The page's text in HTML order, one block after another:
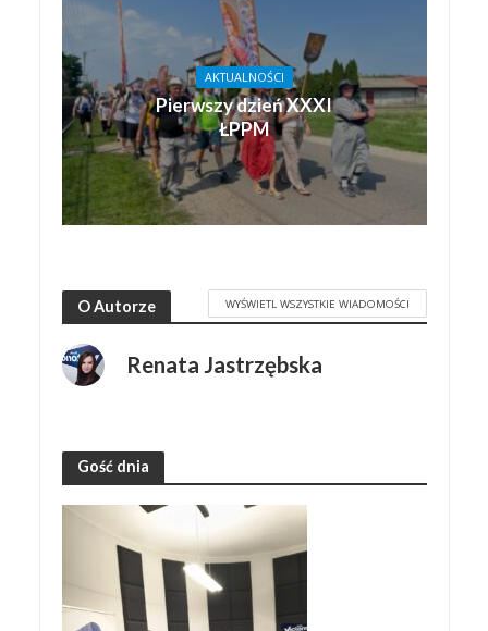
AKTUALNOŚCI
Pierwszy dzień XXXI
ŁPPM
O Autorze WYŚWIETL WSZYSTKIE WIADOMOŚCI
Renata Jastrzębska
Gość dnia